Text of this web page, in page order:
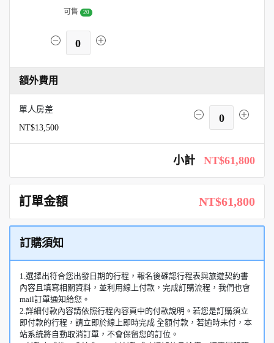
可售 20
0
額外費用
單人房差
NT$13,500
0
小計 NT$61,800
訂單金額 NT$61,800
訂購須知
1.選擇出符合您出發日期的行程，報名後確認行程表與旅遊契約書
內容且填寫相關資料，並利用線上付款，完成訂購流程，我們也會
mail訂單通知給您。
2.詳細付款內容請依照行程內容頁中的付款說明。若您是訂購須立
即付款的行程，請立即於線上即時完成 全額付款，若逾時未付，本
站系統將自動取消訂單，不會保留您的訂位。